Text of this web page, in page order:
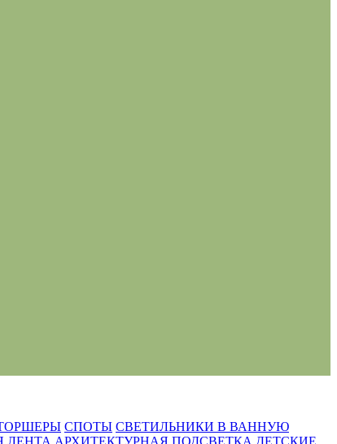
СПОТЫ СВЕТИЛЬНИКИ В ВАННУЮ
ЛЕНТА АРХИТЕКТУРНАЯ ПОДСВЕТКА ДЕТСКИЕ